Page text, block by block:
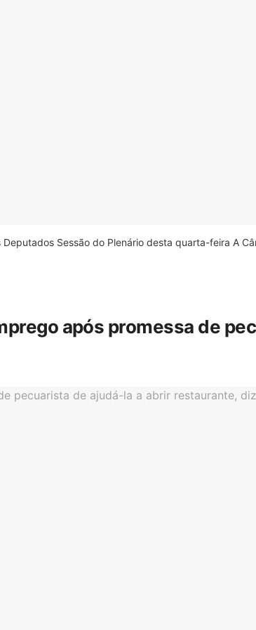
Sessão do Plenário desta quarta-feira A
após promessa de